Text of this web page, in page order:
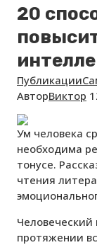
20
Публикации
АвторВиктор
Ум человека
необходима
тонусе.
чтения
Человеческий
протяжении